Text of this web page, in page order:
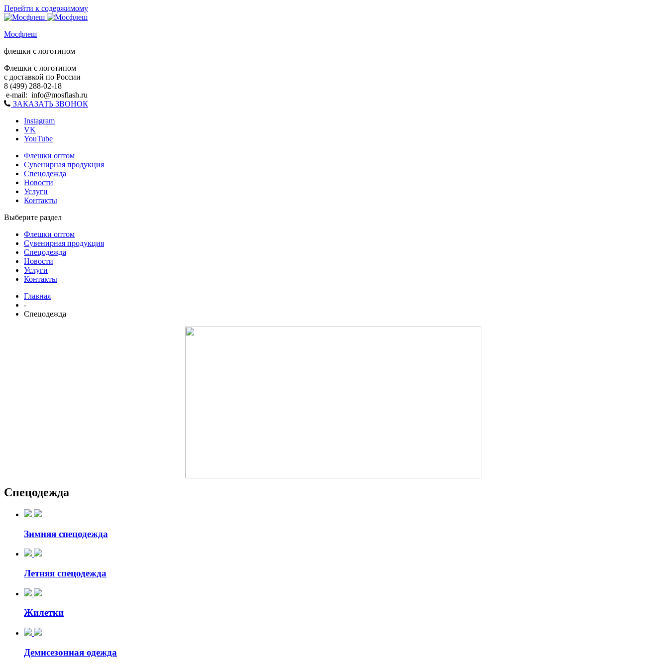
Перейти к содержимому
Мосфлеш
флешки с логотипом
Флешки с логотипом
с доставкой по России
8 (499) 288-02-18
e-mail: info@mosflash.ru
ЗАКАЗАТЬ ЗВОНОК
Instagram
VK
YouTube
Флешки оптом
Сувенирная продукция
Спецодежда
Новости
Услуги
Контакты
Выберите раздел
Флешки оптом
Сувенирная продукция
Спецодежда
Новости
Услуги
Контакты
Главная
-
Спецодежда
Спецодежда
Зимняя спецодежда
Летняя спецодежда
Жилетки
Демисезонная одежда